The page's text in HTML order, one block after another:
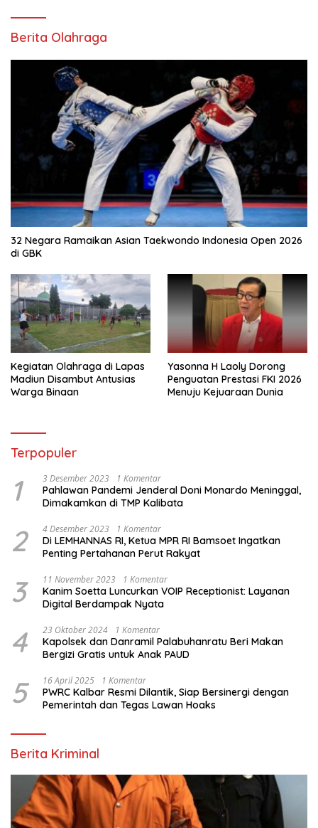
Berita Olahraga
32 Negara Ramaikan Asian Taekwondo Indonesia Open 2026
di GBK
Kegiatan Olahraga di Lapas
Madiun Disambut Antusias
Warga Binaan
Yasonna H Laoly Dorong
Penguatan Prestasi FKI 2026
Menuju Kejuaraan Dunia
Terpopuler
1 3 Desember 2023 1 Komentar
Pahlawan Pandemi Jenderal Doni Monardo Meninggal,
Dimakamkan di TMP Kalibata
2 4 Desember 2023 1 Komentar
Di LEMHANNAS RI, Ketua MPR RI Bamsoet Ingatkan
Penting Pertahanan Perut Rakyat
3 11 November 2023 1 Komentar
Kanim Soetta Luncurkan VOIP Receptionist: Layanan
Digital Berdampak Nyata
4 23 Oktober 2024 1 Komentar
Kapolsek dan Danramil Palabuhanratu Beri Makan
Bergizi Gratis untuk Anak PAUD
5 16 April 2025 1 Komentar
PWRC Kalbar Resmi Dilantik, Siap Bersinergi dengan
Pemerintah dan Tegas Lawan Hoaks
Berita Kriminal